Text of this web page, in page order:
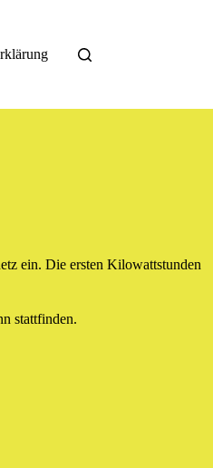
ein. Die ersten Kilowattstunden
stattfinden.